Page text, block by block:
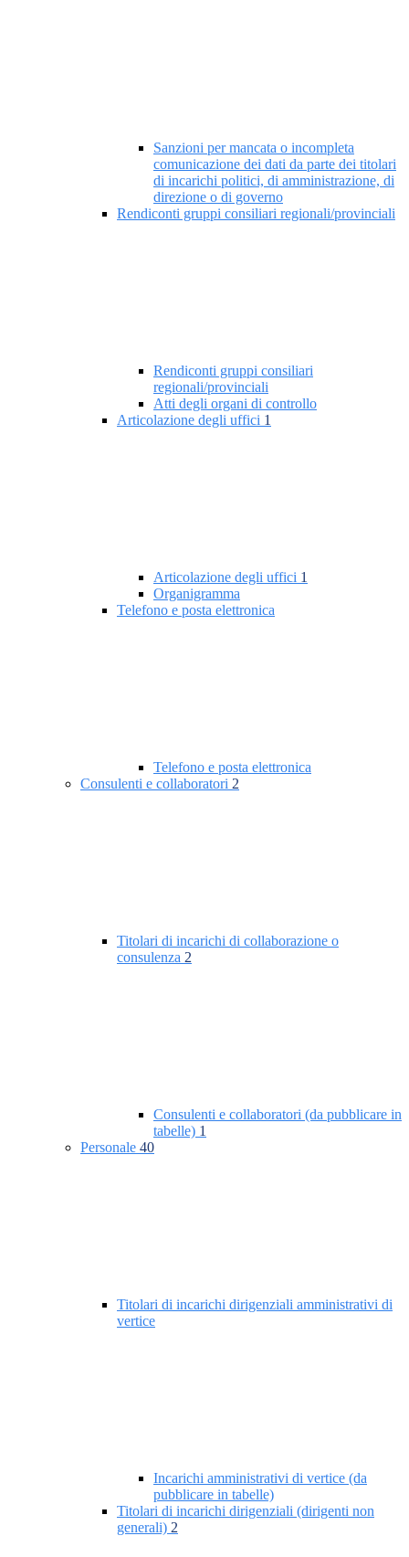
Sanzioni per mancata o incompleta
comunicazione dei dati da parte dei titolari
di incarichi politici, di amministrazione, di
direzione o di governo
Rendiconti gruppi consiliari regionali/provinciali
Rendiconti gruppi consiliari
regionali/provinciali
Atti degli organi di controllo
Articolazione degli uffici 1
Articolazione degli uffici 1
Organigramma
Telefono e posta elettronica
Telefono e posta elettronica
Consulenti e collaboratori 2
Titolari di incarichi di collaborazione o
consulenza 2
Consulenti e collaboratori (da pubblicare in
tabelle) 1
Personale 40
Titolari di incarichi dirigenziali amministrativi di
vertice
Incarichi amministrativi di vertice (da
pubblicare in tabelle)
Titolari di incarichi dirigenziali (dirigenti non
generali) 2